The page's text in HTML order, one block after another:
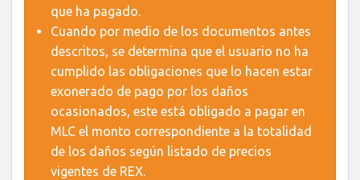
que ha pagado.
Cuando por medio de los documentos antes
descritos, se determina que el usuario no ha
cumplido las obligaciones que lo hacen estar
exonerado de pago por los daños
ocasionados, este está obligado a pagar en
MLC el monto correspondiente a la totalidad
de los daños según listado de precios
vigentes de REX.